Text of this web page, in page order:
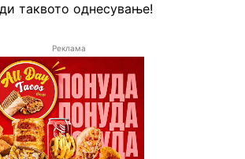
таквото однесување!
Реклама